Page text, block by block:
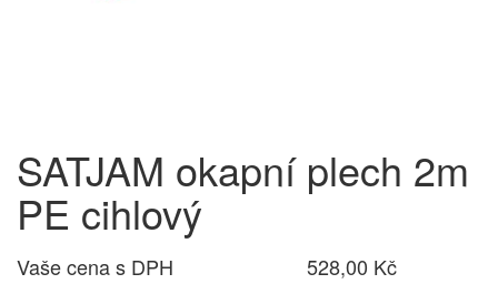
SATJAM okapní plech 2m
PE cihlový
Vaše cena s DPH
528,00 Kč